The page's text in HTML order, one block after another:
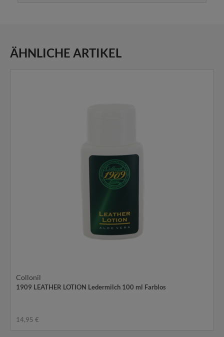
ÄHNLICHE ARTIKEL
Collonil
1909 LEATHER LOTION Ledermilch 100 ml Farblos
14,95 €